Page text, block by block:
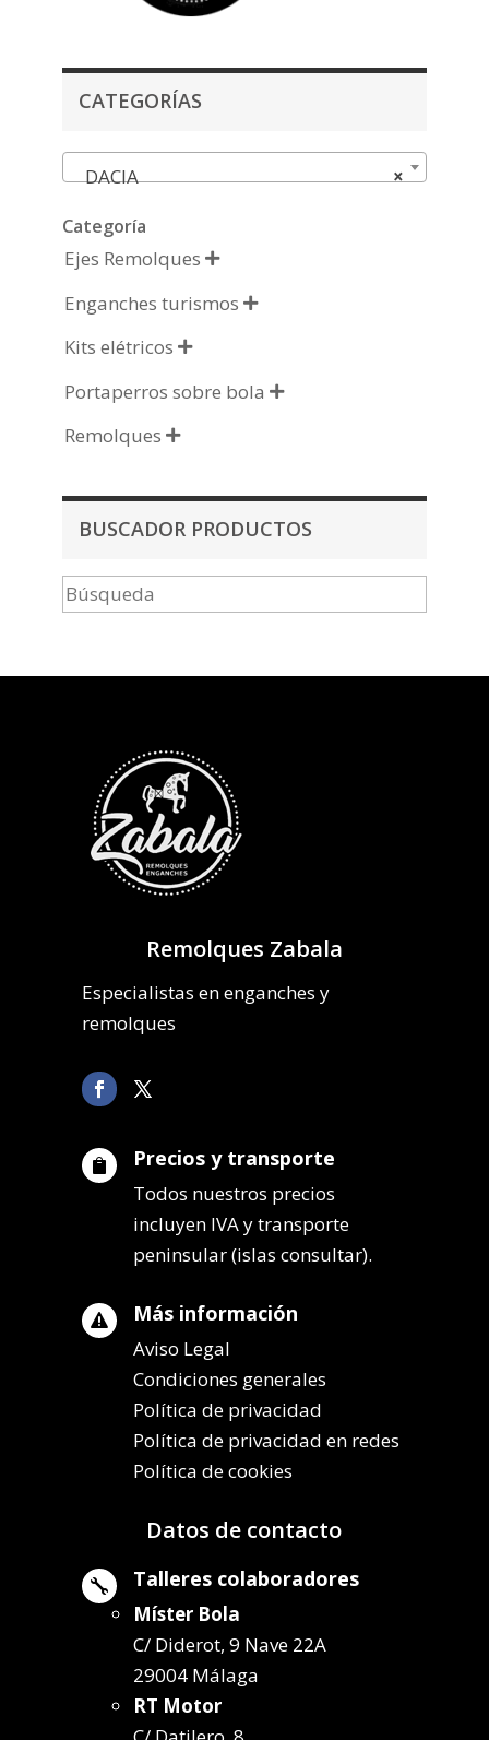
CATEGORÍAS
×
DACIA
Categoría
Ejes Remolques 
Enganches turismos 
Kits elétricos 
Portaperros sobre bola 
Remolques 
BUSCADOR PRODUCTOS
Remolques Zabala
Especialistas en enganches y
remolques
 Precios y transporte
Todos nuestros precios
incluyen IVA y transporte
peninsular (islas consultar).
 Más información
Aviso Legal
Condiciones generales
Política de privacidad
Política de privacidad en redes
Política de cookies
Datos de contacto
 Talleres colaboradores
Míster Bola
C/ Diderot, 9 Nave 22A
29004 Málaga
RT Motor